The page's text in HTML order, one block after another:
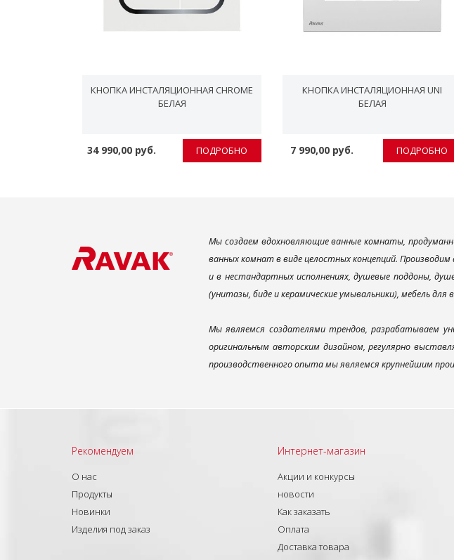
КНОПКА ИНСТАЛЯЦИОННАЯ CHROME
БЕЛАЯ
34 990,00 руб. ПОДРОБНО
КНОПКА ИНСТАЛЯЦИОННАЯ UNI
БЕЛАЯ
7 990,00 руб. ПОДРОБНО
Мы создаем вдохновляющие ванные комнаты,
ванных комнат в виде целостных концепций.
и в нестандартных исполнениях, душевые поддоны,
(унитазы, биде и керамические умывальники), мебель
Мы являемся создателями трендов, разрабатываем
оригинальным авторским дизайном, регулярно
производственного опыта мы являемся крупнейшим
Рекомендуем
О нас
Продукты
Новинки
Изделия под заказ
Интернет-магазин
Акции и конкурсы
новости
Как заказать
Оплата
Доставка товара